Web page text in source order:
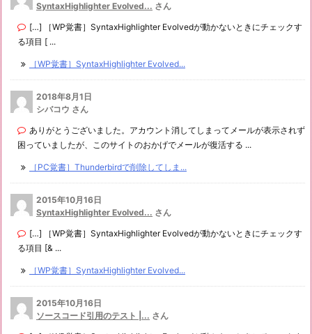
SyntaxHighlighter Evolved... さん
[…] ［WP覚書］SyntaxHighlighter Evolvedが動かないときにチェックす
る項目 [ ...
［WP覚書］SyntaxHighlighter Evolved...
2018年8月1日
シバコウ さん
ありがとうございました。アカウント消してしまってメールが表示されず
困っていましたが、このサイトのおかげでメールが復活する ...
［PC覚書］Thunderbirdで削除してしま...
2015年10月16日
SyntaxHighlighter Evolved... さん
[…] ［WP覚書］SyntaxHighlighter Evolvedが動かないときにチェックす
る項目 [& ...
［WP覚書］SyntaxHighlighter Evolved...
2015年10月16日
ソースコード引用のテスト |... さん